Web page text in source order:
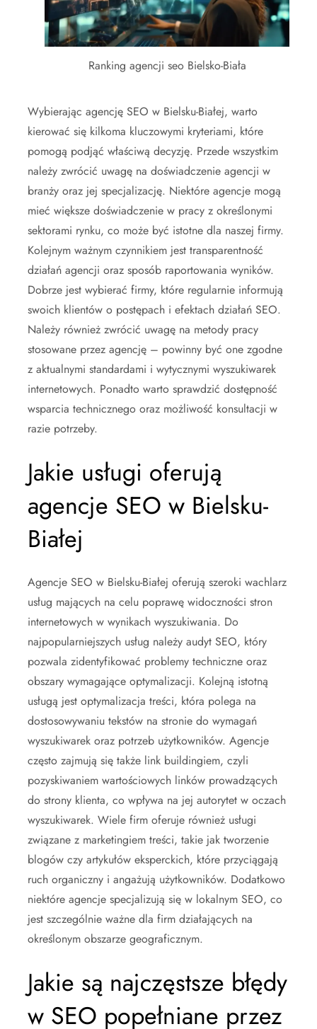
Ranking agencji seo Bielsko-Biała
Wybierając agencję SEO w Bielsku-Białej, warto
kierować się kilkoma kluczowymi kryteriami, które
pomogą podjąć właściwą decyzję. Przede wszystkim
należy zwrócić uwagę na doświadczenie agencji w
branży oraz jej specjalizację. Niektóre agencje mogą
mieć większe doświadczenie w pracy z określonymi
sektorami rynku, co może być istotne dla naszej firmy.
Kolejnym ważnym czynnikiem jest transparentność
działań agencji oraz sposób raportowania wyników.
Dobrze jest wybierać firmy, które regularnie informują
swoich klientów o postępach i efektach działań SEO.
Należy również zwrócić uwagę na metody pracy
stosowane przez agencję – powinny być one zgodne
z aktualnymi standardami i wytycznymi wyszukiwarek
internetowych. Ponadto warto sprawdzić dostępność
wsparcia technicznego oraz możliwość konsultacji w
razie potrzeby.
Jakie usługi oferują
agencje SEO w Bielsku-
Białej
Agencje SEO w Bielsku-Białej oferują szeroki wachlarz
usług mających na celu poprawę widoczności stron
internetowych w wynikach wyszukiwania. Do
najpopularniejszych usług należy audyt SEO, który
pozwala zidentyfikować problemy techniczne oraz
obszary wymagające optymalizacji. Kolejną istotną
usługą jest optymalizacja treści, która polega na
dostosowywaniu tekstów na stronie do wymagań
wyszukiwarek oraz potrzeb użytkowników. Agencje
często zajmują się także link buildingiem, czyli
pozyskiwaniem wartościowych linków prowadzących
do strony klienta, co wpływa na jej autorytet w oczach
wyszukiwarek. Wiele firm oferuje również usługi
związane z marketingiem treści, takie jak tworzenie
blogów czy artykułów eksperckich, które przyciągają
ruch organiczny i angażują użytkowników. Dodatkowo
niektóre agencje specjalizują się w lokalnym SEO, co
jest szczególnie ważne dla firm działających na
określonym obszarze geograficznym.
Jakie są najczęstsze błędy
w SEO popełniane przez